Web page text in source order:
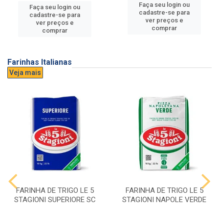
Faça seu login ou
cadastre-se para
ver preços e
comprar
Faça seu login ou
cadastre-se para
ver preços e
comprar
Farinhas Italianas
Veja mais
FARINHA DE TRIGO LE 5
STAGIONI SUPERIORE SC
FARINHA DE TRIGO LE 5
STAGIONI NAPOLE VERDE